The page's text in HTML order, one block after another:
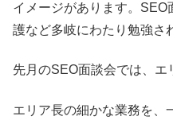
イメージがあります。
護など多岐にわたり勉強さ
先月のSEO面談会では、エ
エリア長の細かな業務を、